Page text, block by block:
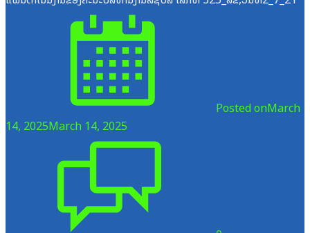
Posted onMarch
14, 2025March 14, 2025